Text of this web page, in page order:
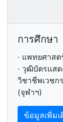
การศึกษา
· แพทยศาส
· วุฒิบัตรแส
วิชาชีพเวชก
(จุฬาฯ)
ข้อมูลเพิ่มเ